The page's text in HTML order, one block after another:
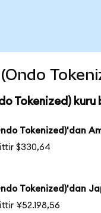
Tokenized) kuru
Tokenized)'dan
$330,64
Tokenized)'dan
¥52.198,56